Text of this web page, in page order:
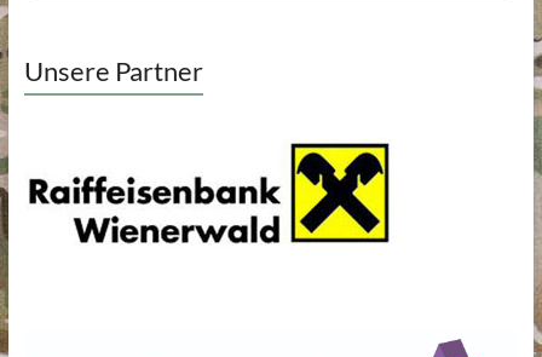
Unsere Partner